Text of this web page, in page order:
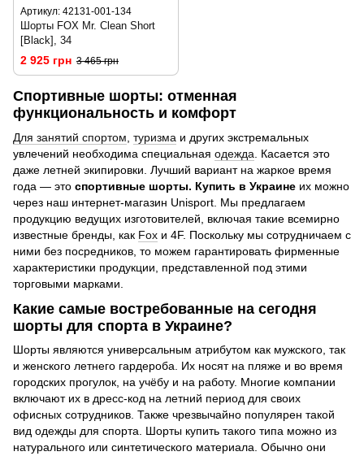
Артикул: 42131-001-134
Шорты FOX Mr. Clean Short
[Black], 34
2 925 грн 3 465 грн
Спортивные шорты: отменная
функциональность и комфорт
Для занятий спортом туризма и других экстремальных
увлечений необходима специальная одежда . Касается это
даже летней экипировки. Лучший вариант на жаркое время
года — это спортивные шорты. Купить в Украине их можно
через наш интернет-магазин Unisport. Мы предлагаем
продукцию ведущих изготовителей, включая такие всемирно
известные бренды, как Fox и 4F. Поскольку мы сотрудничаем с
ними без посредников, то можем гарантировать фирменные
характеристики продукции, представленной под этими
торговыми марками.
Какие самые востребованные на сегодня
шорты для спорта в Украине?
Шорты являются универсальным атрибутом как мужского, так
и женского летнего гардероба. Их носят на пляже и во время
городских прогулок, на учёбу и на работу. Многие компании
включают их в дресс-код на летний период для своих
офисных сотрудников. Также чрезвычайно популярен такой
вид одежды для спорта. Шорты купить такого типа можно из
натурального или синтетического материала. Обычно они